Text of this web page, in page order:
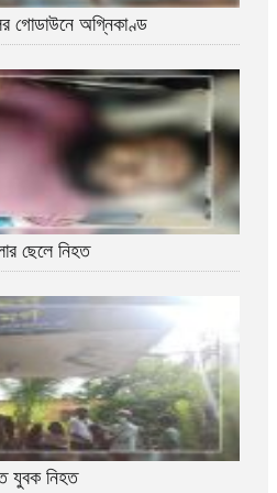
গোডাউনে অগ্নিকাণ্ড
ছেলে নিহত
যুবক নিহত